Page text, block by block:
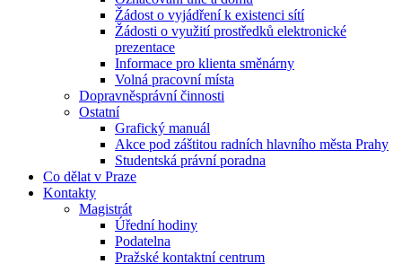
Žádost o vyjádření k existenci sítí
Žádosti o využití prostředků elektronické
prezentace
Informace pro klienta směnárny
Volná pracovní místa
Dopravněsprávní činnosti
Ostatní
Grafický manuál
Akce pod záštitou radních hlavního města Prahy
Studentská právní poradna
Co dělat v Praze
Kontakty
Magistrát
Úřední hodiny
Podatelna
Pražské kontaktní centrum